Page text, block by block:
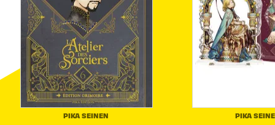
PIKA SEINEN PIKA